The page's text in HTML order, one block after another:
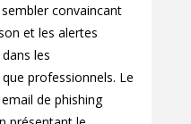
convaincant
et les alertes
les
professionnels. Le
de phishing